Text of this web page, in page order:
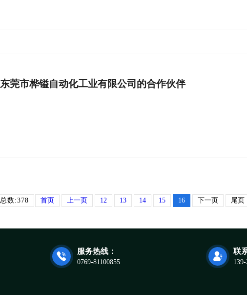
东莞市桦镒自动化工业有限公司的合作伙伴
总数:378 首页 上一页 12 13 14 15 16 下一页 尾页
 服务热线：
0769-81100855
 联